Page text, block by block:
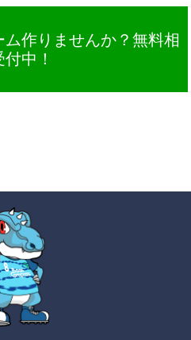
作りませんか？無料相
中！